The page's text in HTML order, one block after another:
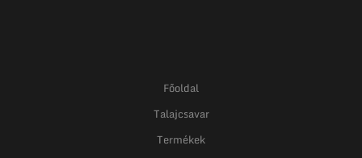
Főoldal
Talajcsavar
Termékek